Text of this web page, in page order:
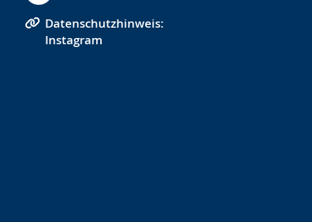
Datenschutzhinweis:
Instagram